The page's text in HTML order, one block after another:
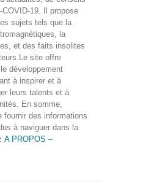
19. Il propose
sujets tels que la
la
et des faits insolites
site offre
développement
à inspirer et à
leurs talents et à
En somme,
fournir des informations
à naviguer dans la
A PROPOS –